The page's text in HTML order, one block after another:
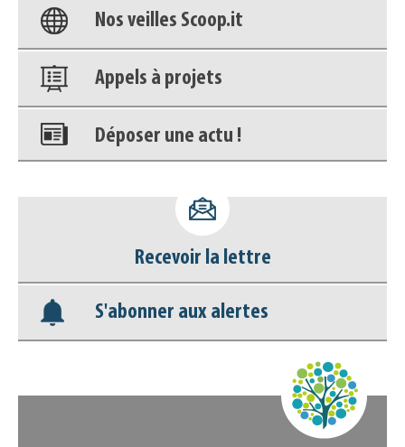
Nos veilles Scoop.it
Appels à projets
Déposer une actu !
déconnecter)
Base documentaire
Nos veilles Scoop.it
Recevoir la lettre
S'abonner aux alertes